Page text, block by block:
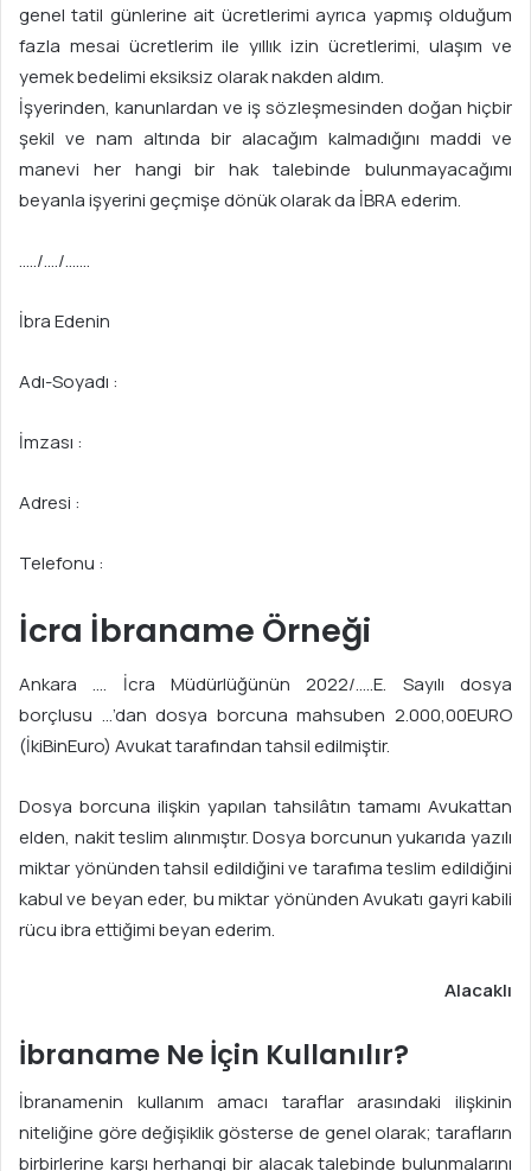
genel tatil günlerine ait ücretlerimi ayrıca yapmış olduğum
fazla mesai ücretlerim ile yıllık izin ücretlerimi, ulaşım ve
yemek bedelimi eksiksiz olarak nakden aldım.
İşyerinden, kanunlardan ve iş sözleşmesinden doğan hiçbir
şekil ve nam altında bir alacağım kalmadığını maddi ve
manevi her hangi bir hak talebinde bulunmayacağımı
beyanla işyerini geçmişe dönük olarak da İBRA ederim.
…../…./…….
İbra Edenin
Adı-Soyadı :
İmzası :
Adresi :
Telefonu :
İcra İbraname Örneği
Ankara …. İcra Müdürlüğünün 2022/…..E. Sayılı dosya
borçlusu …’dan dosya borcuna mahsuben 2.000,00EURO
(İkiBinEuro) Avukat tarafından tahsil edilmiştir.
Dosya borcuna ilişkin yapılan tahsilâtın tamamı Avukattan
elden, nakit teslim alınmıştır. Dosya borcunun yukarıda yazılı
miktar yönünden tahsil edildiğini ve tarafıma teslim edildiğini
kabul ve beyan eder, bu miktar yönünden Avukatı gayri kabili
rücu ibra ettiğimi beyan ederim.
Alacaklı
İbraname Ne İçin Kullanılır?
İbranamenin kullanım amacı taraflar arasındaki ilişkinin
niteliğine göre değişiklik gösterse de genel olarak; tarafların
birbirlerine karşı herhangi bir alacak talebinde bulunmalarını